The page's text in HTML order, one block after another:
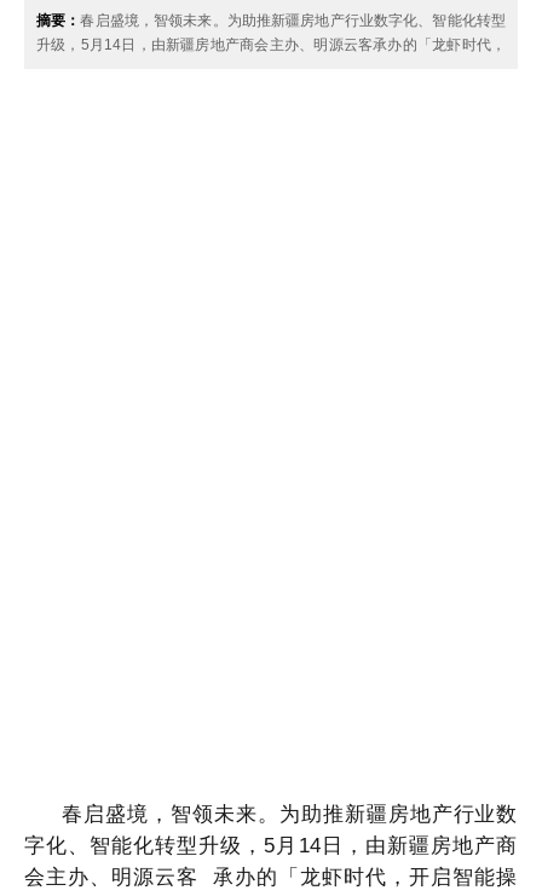
摘要：春启盛境，智领未来。为助推新疆房地产行业数字化、智能化转型
升级，5月14日，由新疆房地产商会主办、明源云客承办的「龙虾时代，
春启盛境，智领未来。为助推新疆房地产行业数
字化、智能化转型升级， 5月14日， 由新疆房地产商
会主办、 明源云客
承办的「龙虾时代，开启智能操